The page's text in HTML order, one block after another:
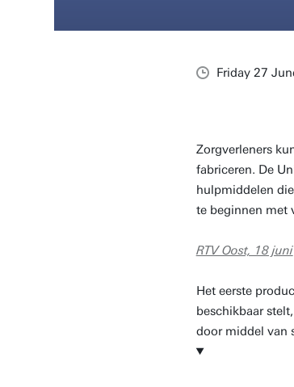
Friday 27
Zorgverleners
fabriceren. De
hulpmiddelen
te beginnen met
RTV Oost, 18 juni
Het eerste
beschikbaar
door middel van